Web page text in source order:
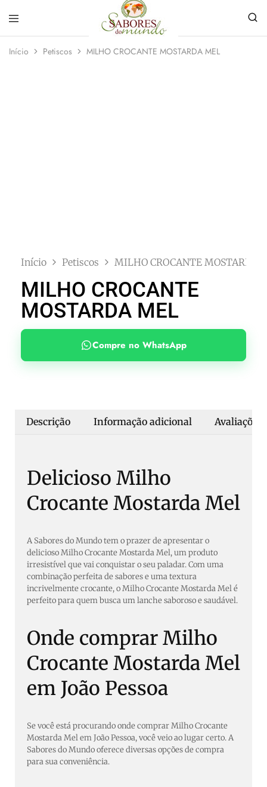
do
loja
Início Petiscos MILHO CROCANTE MOSTARDA MEL
Início Petiscos MILHO CROCANTE MOSTARDA
MILHO CROCANTE
MOSTARDA MEL
Compre no WhatsApp
Descrição Informação adicional Avaliações
Delicioso Milho
Crocante Mostarda Mel
A Sabores do Mundo tem o prazer de apresentar o
delicioso Milho Crocante Mostarda Mel, um produto
irresistível que vai conquistar o seu paladar. Com uma
combinação perfeita de sabores e uma textura
incrivelmente crocante, o Milho Crocante Mostarda Mel é
perfeito para quem busca um lanche saboroso e saudável.
Onde comprar Milho
Crocante Mostarda Mel
em João Pessoa
Se você está procurando onde comprar Milho Crocante
Mostarda Mel em João Pessoa, você veio ao lugar certo. A
Sabores do Mundo oferece diversas opções de compra
para sua conveniência.